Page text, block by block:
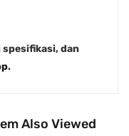
dan
.
Also Viewed